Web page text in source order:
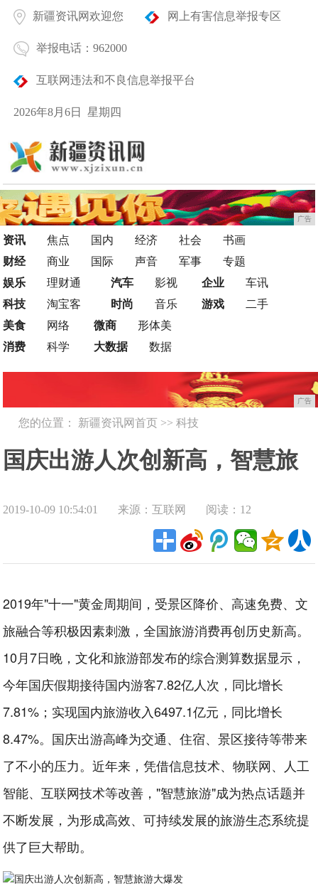
新疆资讯网欢迎您 网上有害信息举报专区
举报电话：962000
互联网违法和不良信息举报平台
2026年8月6日 星期四
广告
资讯 焦点 国内 经济 社会
书画
财经
商业 国际 声音 军事
专题
娱乐
理财通
科技
淘宝客
汽车
影视
时尚
音乐
企业
车讯
游戏
二手
美食
网络
消费
科学
微商
形体美
大数据
数据
广告
您的位置： 新疆资讯网首页 >>科技
国庆出游人次创新高，智慧旅
游大爆发
2019-10-09 10:54:01 来源：互联网 阅读：12
2019年"十一"黄金周期间，受景区降价、高速免费、文
旅融合等积极因素刺激，全国旅游消费再创历史新高。
10月7日晚，文化和旅游部发布的综合测算数据显示，
今年国庆假期接待国内游客7.82亿人次，同比增长
7.81%；实现国内旅游收入6497.1亿元，同比增长
8.47%。国庆出游高峰为交通、住宿、景区接待等带来
了不小的压力。近年来，凭借信息技术、物联网、人工
智能、互联网技术等改善，"智慧旅游"成为热点话题并
不断发展，为形成高效、可持续发展的旅游生态系统提
供了巨大帮助。